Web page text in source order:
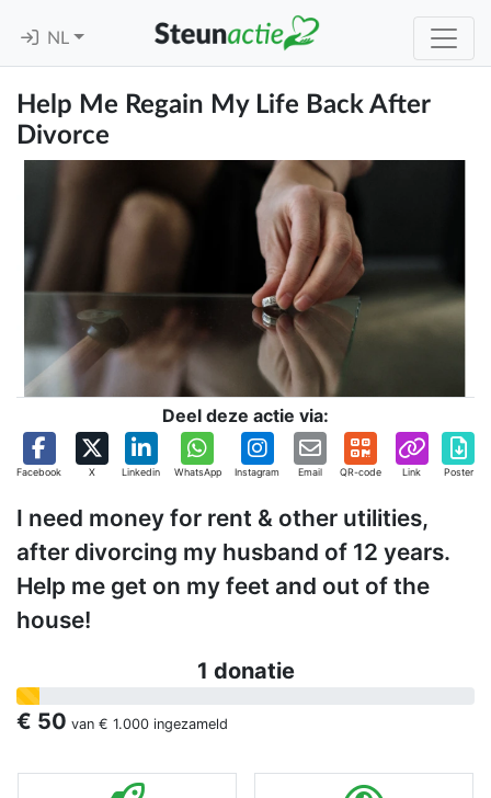
NL
Help Me Regain My Life Back After
Divorce
Deel deze actie via:
Facebook X Linkedin WhatsApp Instagram Email QR-code Link Poster
I need money for rent & other utilities,
after divorcing my husband of 12 years.
Help me get on my feet and out of the
house!
1 donatie
€ 50 van € 1.000 ingezameld